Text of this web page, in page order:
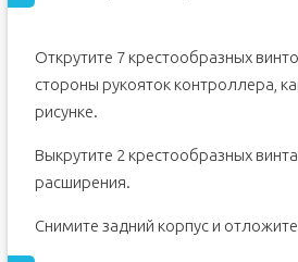
Открутите 7 крестообразных
стороны рукояток контроллера,
рисунке.
Выкрутите 2 крестообразных
расширения.
Снимите задний корпус и